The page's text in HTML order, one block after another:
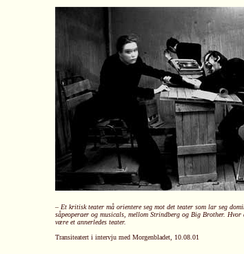
– Et kritisk teater må orientere seg mot det teater som lar seg
såpeoperaer og musicals, mellom Strindberg og Big Brother.
være et annerledes teater.
Transiteatert i intervju med Morgenbladet, 10.08.01